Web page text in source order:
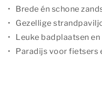
Brede én schone
Gezellige
Leuke badplaatsen
Paradijs voor fietsers